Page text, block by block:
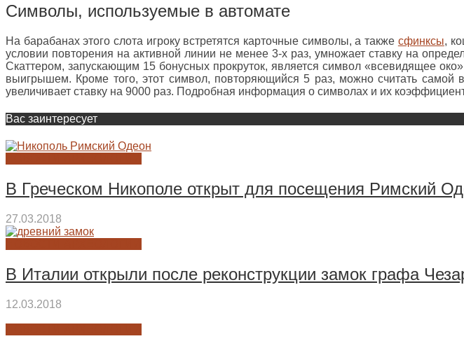
Символы, используемые в автомате
На барабанах этого слота игроку встретятся карточные символы, а также сфинксы,
условии повторения на активной линии не менее 3-х раз, умножает ставку на
Скаттером, запускающим 15 бонусных прокруток, является символ «всевидящее
выигрышем. Кроме того, этот символ, повторяющийся 5 раз, можно считать
увеличивает ставку на 9000 раз. Подробная информация о символах и их
Вас заинтересует
В Греческом Никополе открыт для посещения Римский
27.03.2018
В Италии открыли после реконструкции замок графа
12.03.2018